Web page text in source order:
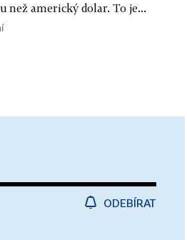
než americký dolar. To je...
ODEBÍRAT